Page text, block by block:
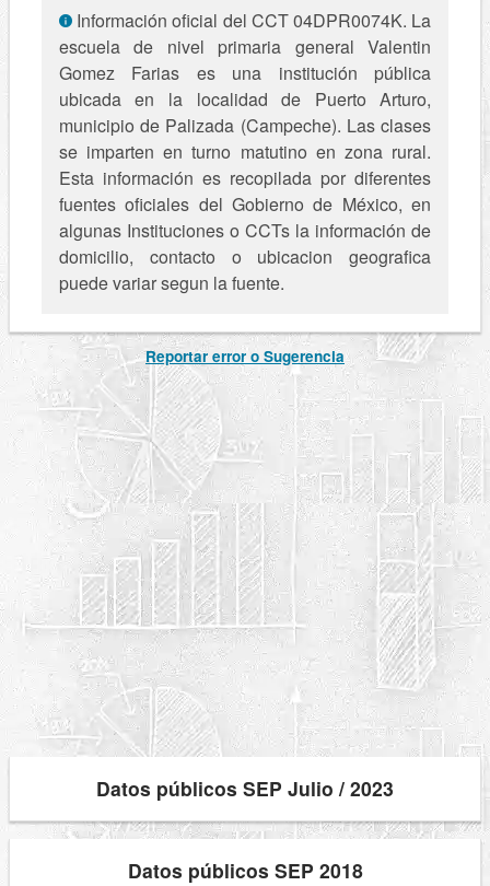
Información oficial del CCT 04DPR0074K. La
escuela de nivel primaria general Valentin
Gomez Farias es una institución pública
ubicada en la localidad de Puerto Arturo,
municipio de Palizada (Campeche). Las clases
se imparten en turno matutino en zona rural.
Esta información es recopilada por diferentes
fuentes oficiales del Gobierno de México, en
algunas Instituciones o CCTs la información de
domicilio, contacto o ubicacion geografica
puede variar segun la fuente.
Reportar error o Sugerencia
Datos públicos SEP Julio / 2023
Datos públicos SEP 2018